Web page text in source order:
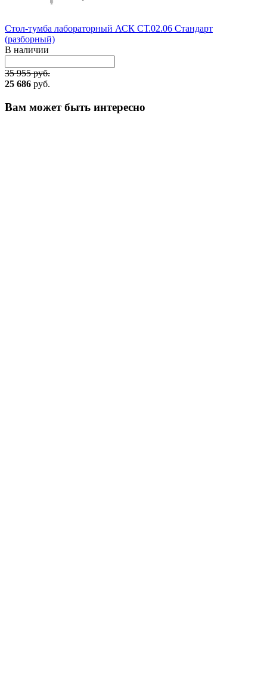
Стол-тумба лабораторный АСК СТ.02.06 Стандарт
(разборный)
В наличии
35 955 руб.
25 686 руб.
Вам может быть интересно